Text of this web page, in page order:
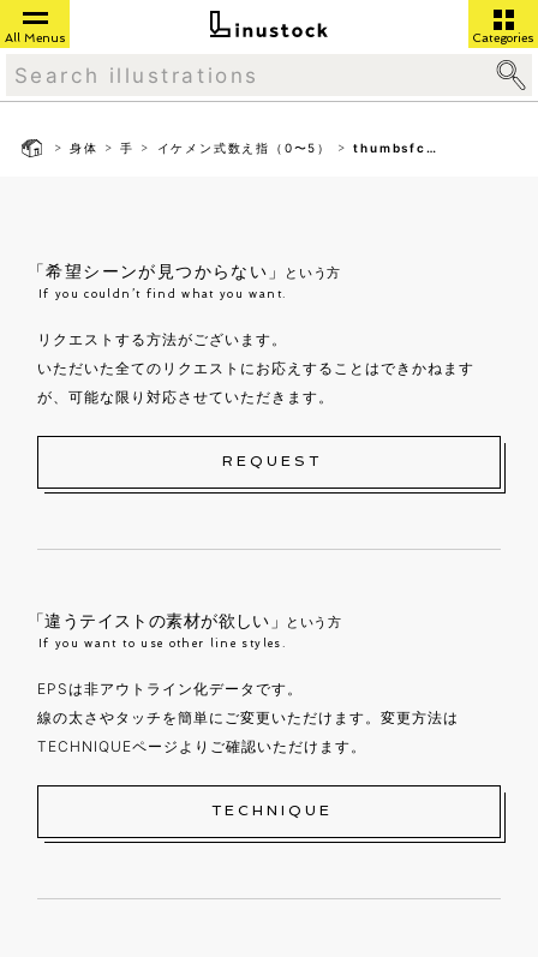
All Menus Categories
>身体 >手 > イケメン式数え指（0〜5） > thumbsfc02
「希望シーンが見つからない」 という方
If you couldn’t find what you want.
リクエストする方法がございます。
いただいた全てのリクエストにお応えすることはできかねます
が、可能な限り対応させていただきます。
REQUEST
「違うテイストの素材が欲しい」 という方
If you want to use other line styles.
EPSは非アウトライン化データです。
線の太さやタッチを簡単にご変更いただけます。変更方法は
TECHNIQUEページよりご確認いただけます。
TECHNIQUE